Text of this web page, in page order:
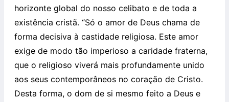
horizonte global do nosso celibato e de toda a
existência cristã. “Só o amor de Deus chama de
forma decisiva à castidade religiosa. Este amor
exige de modo tão imperioso a caridade fraterna,
que o religioso viverá mais profundamente unido
aos seus contemporâneos no coração de Cristo.
Desta forma, o dom de si mesmo feito a Deus e